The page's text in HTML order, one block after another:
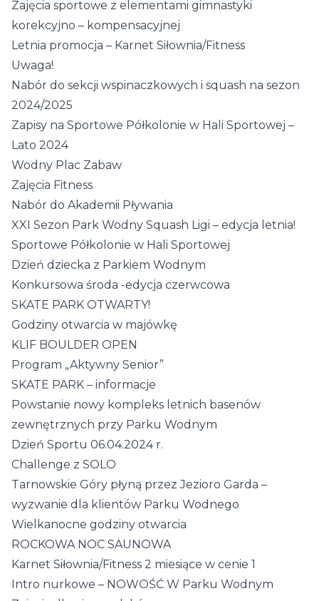
Zajęcia sportowe z elementami gimnastyki
korekcyjno – kompensacyjnej
Letnia promocja – Karnet Siłownia/Fitness
Uwaga!
Nabór do sekcji wspinaczkowych i squash na sezon
2024/2025
Zapisy na Sportowe Półkolonie w Hali Sportowej –
Lato 2024
Wodny Plac Zabaw
Zajęcia Fitness
Nabór do Akademii Pływania
XXI Sezon Park Wodny Squash Ligi – edycja letnia!
Sportowe Półkolonie w Hali Sportowej
Dzień dziecka z Parkiem Wodnym
Konkursowa środa -edycja czerwcowa
SKATE PARK OTWARTY!
Godziny otwarcia w majówkę
KLIF BOULDER OPEN
Program „Aktywny Senior”
SKATE PARK – informacje
Powstanie nowy kompleks letnich basenów
zewnętrznych przy Parku Wodnym
Dzień Sportu 06.04.2024 r.
Challenge z SOLO
Tarnowskie Góry płyną przez Jezioro Garda –
wyzwanie dla klientów Parku Wodnego
Wielkanocne godziny otwarcia
ROCKOWA NOC SAUNOWA
Karnet Siłownia/Fitness 2 miesiące w cenie 1
Intro nurkowe – NOWOŚĆ W Parku Wodnym